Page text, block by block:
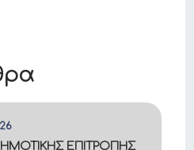
ΕΠΙΤΡΟΠΗΣ